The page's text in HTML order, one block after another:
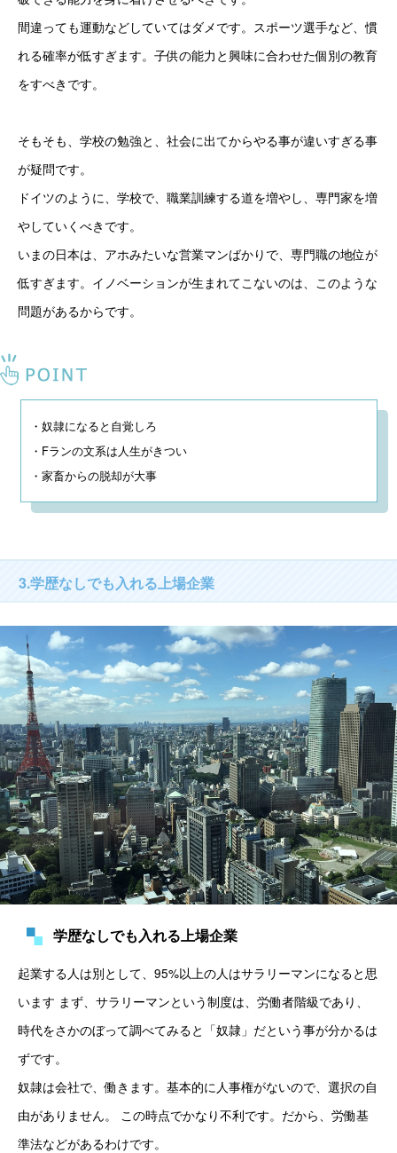
間違っても運動などしていてはダメです。スポーツ選手など、慣
れる確率が低すぎます。子供の能力と興味に合わせた個別の教育
をすべきです。
そもそも、学校の勉強と、社会に出てからやる事が違いすぎる事
が疑問です。
ドイツのように、学校で、職業訓練する道を増やし、専門家を増
やしていくべきです。
いまの日本は、アホみたいな営業マンばかりで、専門職の地位が
低すぎます。イノベーションが生まれてこないのは、このような
問題があるからです。
・奴隷になると自覚しろ
・Fランの文系は人生がきつい
・家畜からの脱却が大事
3.学歴なしでも入れる上場企業
学歴なしでも入れる上場企業
起業する人は別として、95%以上の人はサラリーマンになると思
います まず、サラリーマンという制度は、労働者階級であり、
時代をさかのぼって調べてみると「奴隷」だという事が分かるは
ずです。
奴隷は会社で、働きます。基本的に人事権がないので、選択の自
由がありません。 この時点でかなり不利です。だから、労働基
準法などがあるわけです。